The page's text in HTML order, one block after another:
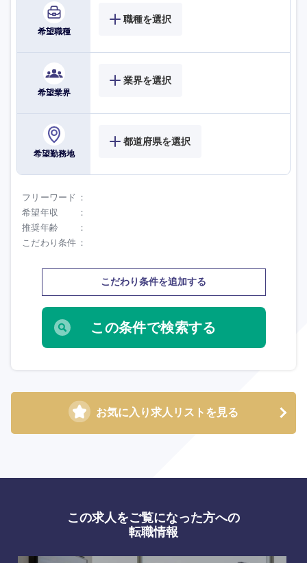
希望職種
職種を選択
希望業界
業界を選択
希望勤務地
都道府県を選択
フリーワード
希望年収
推奨年齢
こだわり条件
こだわり条件を追加する
お気に入り求人リストを見る
海外
この求人をご覧になった方への
転職情報